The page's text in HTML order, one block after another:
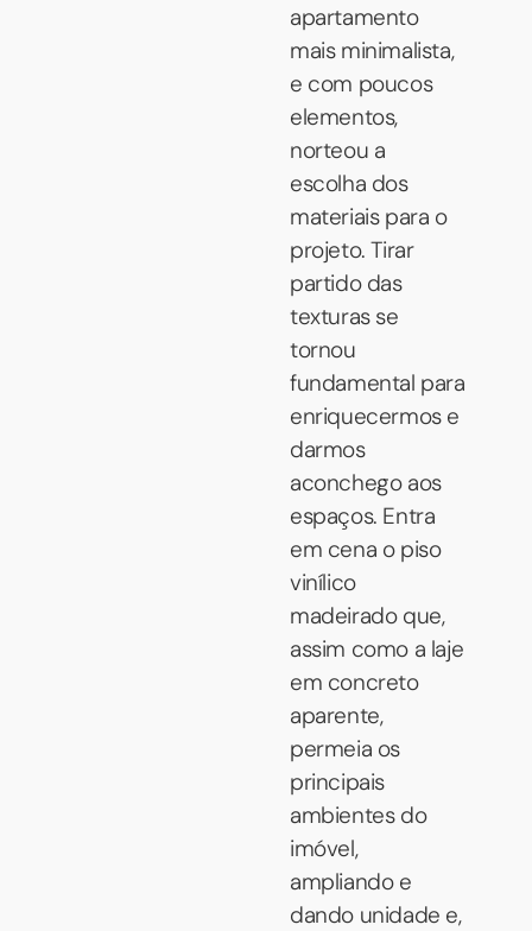
apartamento
mais minimalista,
e com poucos
elementos,
norteou a
escolha dos
materiais para o
projeto. Tirar
partido das
texturas se
tornou
fundamental para
enriquecermos e
darmos
aconchego aos
espaços. Entra
em cena o piso
vinílico
madeirado que,
assim como a laje
em concreto
aparente,
permeia os
principais
ambientes do
imóvel,
ampliando e
dando unidade e,